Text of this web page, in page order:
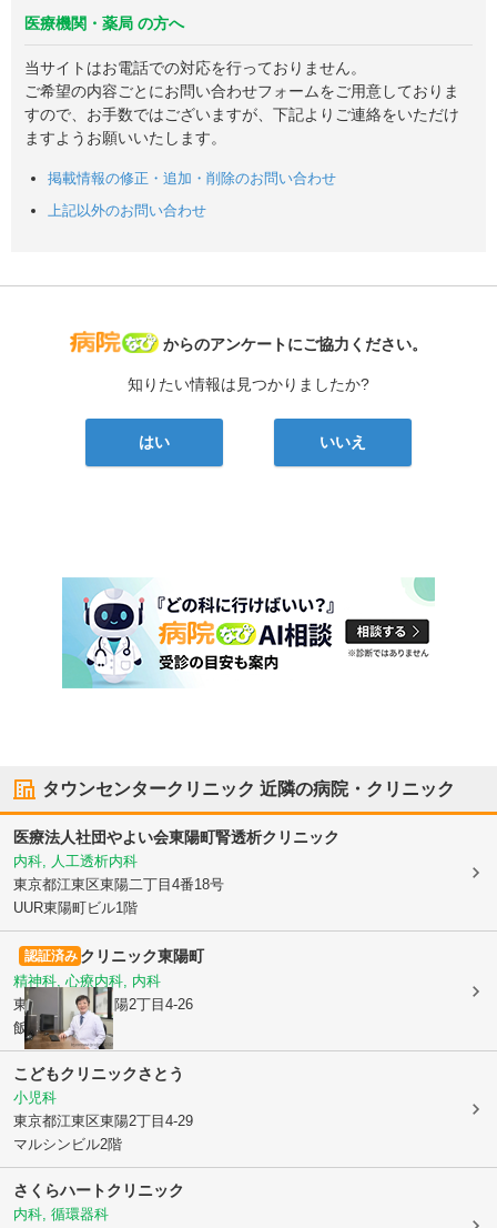
医療機関・薬局 の方へ
当サイトはお電話での対応を行っておりません。
ご希望の内容ごとにお問い合わせフォームをご用意しておりま
すので、お手数ではございますが、下記よりご連絡をいただけ
ますようお願いいたします。
掲載情報の修正・追加・削除のお問い合わせ
上記以外のお問い合わせ
病院なび
からのアンケートにご協力ください。
知りたい情報は見つかりましたか?
はい いいえ
タウンセンタークリニック 近隣の病院・クリニック
医療法人社団やよい会東陽町腎透析クリニック
内科, 人工透析内科
東京都江東区東陽二丁目4番18号
UUR東陽町ビル1階
認証済み クリニック東陽町
精神科, 心療内科, 内科
東京都江東区東陽2丁目4-26
飯田ビル2階
こどもクリニックさとう
小児科
東京都江東区東陽2丁目4-29
マルシンビル2階
さくらハートクリニック
内科, 循環器科